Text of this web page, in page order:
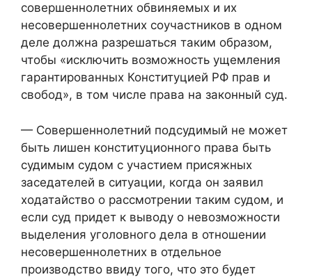
совершеннолетних обвиняемых и их
несовершеннолетних соучастников в одном
деле должна разрешаться таким образом,
чтобы «исключить возможность ущемления
гарантированных Конституцией РФ прав и
свобод», в том числе права на законный суд.
— Совершеннолетний подсудимый не может
быть лишен конституционного права быть
судимым судом с участием присяжных
заседателей в ситуации, когда он заявил
ходатайство о рассмотрении таким судом, и
если суд придет к выводу о невозможности
выделения уголовного дела в отношении
несовершеннолетних в отдельное
производство ввиду того, что это будет